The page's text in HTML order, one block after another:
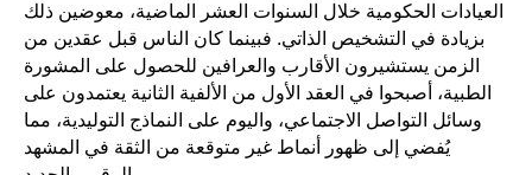
العيادات الحكومية خلال السنوات العشر الماضية، معوضين ذلك
بزيادة في التشخيص الذاتي. فبينما كان الناس قبل عقدين من
الزمن يستشيرون الأقارب والعرافين للحصول على المشورة
الطبية، أصبحوا في العقد الأول من الألفية الثانية يعتمدون على
وسائل التواصل الاجتماعي، واليوم على النماذج التوليدية، مما
يُفضي إلى ظهور أنماط غير متوقعة من الثقة في المشهد